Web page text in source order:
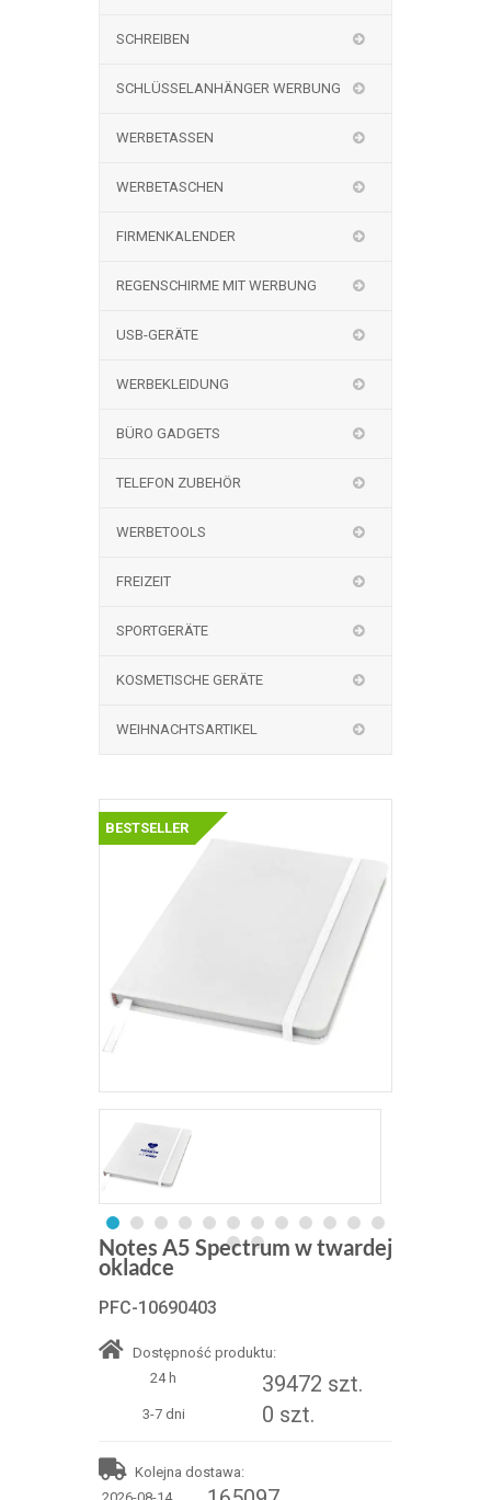
SCHREIBEN
SCHLÜSSELANHÄNGER WERBUNG
WERBETASSEN
WERBETASCHEN
FIRMENKALENDER
REGENSCHIRME MIT WERBUNG
USB-GERÄTE
WERBEKLEIDUNG
BÜRO GADGETS
TELEFON ZUBEHÖR
WERBETOOLS
FREIZEIT
SPORTGERÄTE
KOSMETISCHE GERÄTE
WEIHNACHTSARTIKEL
BESTSELLER
Notes A5 Spectrum w twardej
okladce
PFC-10690403
Dostępność produktu:
24 h
39472 szt.
3-7 dni 0 szt.
Kolejna dostawa: